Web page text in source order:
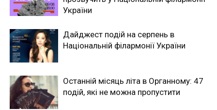
України
Дайджест подій на серпень в
Національній філармонії України
Останній місяць літа в Органному: 47
подій, які не можна пропустити